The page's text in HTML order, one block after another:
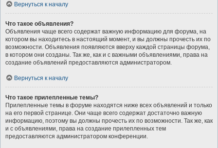
Вернуться к началу
Что такое объявления?
Объявления чаще всего содержат важную информацию для форума, на
котором вы находитесь в настоящий момент, и вы должны прочесть их по
возможности. Объявления появляются вверху каждой страницы форума,
в котором они созданы. Так же, как и с важными объявлениями, права на
создание объявлений предоставляются администратором.
Вернуться к началу
Что такое прилепленные темы?
Прилепленные темы в форуме находятся ниже всех объявлений и только
на его первой странице. Они чаще всего содержат достаточно важную
информацию, поэтому вы должны прочесть их по возможности. Так же, как
и с объявлениями, права на создание прилепленных тем
предоставляются администратором конференции.